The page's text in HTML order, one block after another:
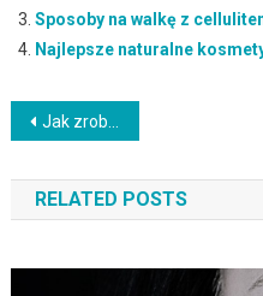
Sposoby na walkę z
Najlepsze naturalne
Nawigacja
wpisu
Jak zrobić spray do włosów? Przewodnik krok po kroku
RELATED POSTS